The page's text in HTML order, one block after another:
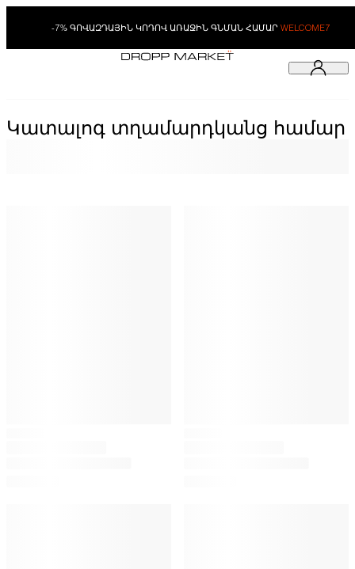
-7% ԳՈՎԱԶԴԱՅԻՆ ԿՈԴՈՎ ԱՌԱՋԻՆ ԳՆՄԱՆ ՀԱՄԱՐ WELCOME7
Կատալոգ տղամարդկանց համար